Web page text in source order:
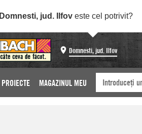
Domnesti, jud. Ilfov este cel potrivit?
Domnesti, jud. Ilfov
PROIECTE MAGAZINUL MEU